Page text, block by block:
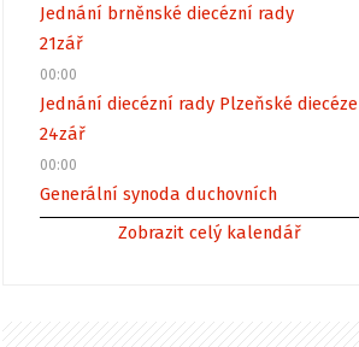
Jednání brněnské diecézní rady
21zář
00:00
Jednání diecézní rady Plzeňské diecéze
24zář
00:00
Generální synoda duchovních
Zobrazit celý kalendář